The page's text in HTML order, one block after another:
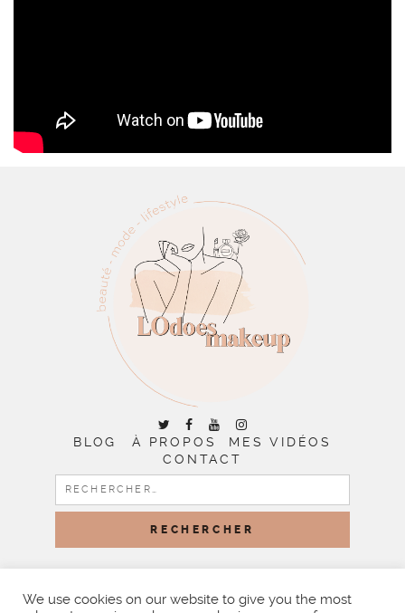
BLOG À PROPOS
MES VIDÉOS
CONTACT
RECHERCHER :
BY LITTLE THEME SHOP
We use cookies on our website to give you the most